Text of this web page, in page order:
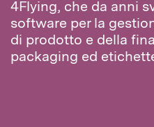
4Flying, che da anni
software per la
di prodotto e della
packaging ed